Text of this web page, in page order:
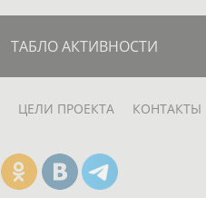
ТАБЛО АКТИВНОСТИ
ЦЕЛИ ПРОЕКТА КОНТАКТЫ